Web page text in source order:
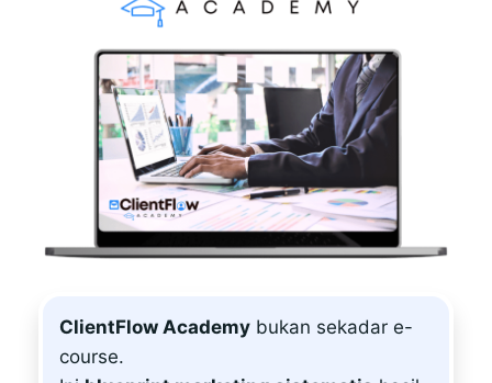
ClientFlow Academy bukan sekadar e-
course.